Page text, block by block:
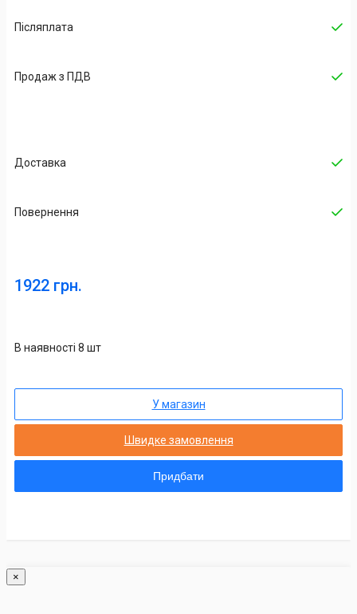
Післяплата
Продаж з ПДВ
Доставка
Повернення
1922 грн.
В наявності 8 шт
У магазин
Швидке замовлення
Придбати
×